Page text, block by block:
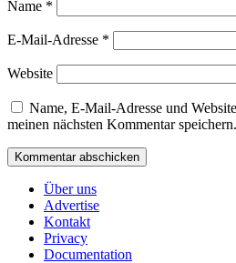
Name *
E-Mail-Adresse *
Website
Name, E-Mail-Adresse und
meinen nächsten Kommentar speichern.
Über uns
Advertise
Kontakt
Privacy
Documentation